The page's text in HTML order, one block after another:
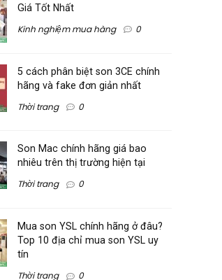
Giá Tốt Nhất
Kinh nghiệm mua hàng 0
5 cách phân biệt son 3CE chính
hãng và fake đơn giản nhất
Thời trang 0
Son Mac chính hãng giá bao
nhiêu trên thị trường hiện tại
Thời trang 0
Mua son YSL chính hãng ở đâu?
Top 10 địa chỉ mua son YSL uy
tín
Thời trang 0